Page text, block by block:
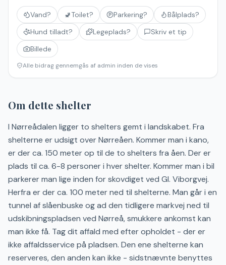
Vand? 🚽Toilet? Parkering?
Bålplads?
Hund tilladt?
Legeplads?
Skriv et tip
Billede
Alle bidrag gennemgås af admin inden de vises
Om dette shelter
I Nørreådalen ligger to shelters gemt i landskabet. Fra
shelterne er udsigt over Nørreåen. Kommer man i kano,
er der ca. 150 meter op til de to shelters fra åen. Der er
plads til ca. 6-8 personer i hver shelter. Kommer man i bil
parkerer man lige inden for skovdiget ved Gl. Viborgvej.
Herfra er der ca. 100 meter ned til shelterne. Man går i en
tunnel af slåenbuske og ad den tidligere markvej ned til
udskibningspladsen ved Nørreå, smukkere ankomst kan
man ikke få. Tag dit affald med efter opholdet - der er
ikke affaldsservice på pladsen. Den ene shelterne kan
reserveres, den anden kan ikke - sidstnævnte benyttes